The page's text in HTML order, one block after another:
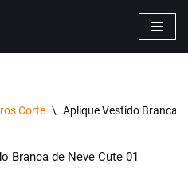
Corte \ Aplique Vestido Branca
Branca de Neve Cute 01